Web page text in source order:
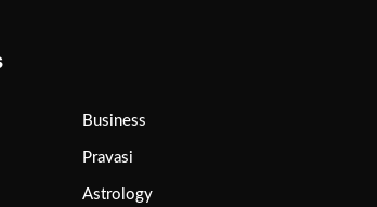
Business
Pravasi
Astrology